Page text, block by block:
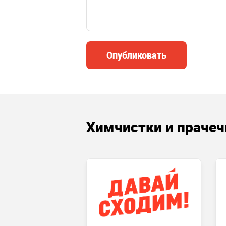
Опубликовать
Химчистки и